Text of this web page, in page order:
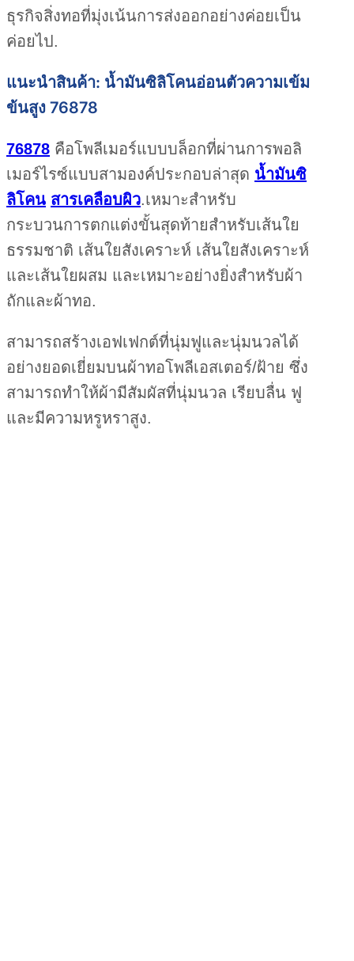
ธุรกิจสิ่งทอที่มุ่งเน้นการส่งออกอย่างค่อยเป็น
ค่อยไป.
แนะนำสินค้า: น้ำมันซิลิโคนอ่อนตัวความเข้ม
ข้นสูง 76878
76878 คือโพลีเมอร์แบบบล็อกที่ผ่านการพอลิ
เมอร์ไรซ์แบบสามองค์ประกอบล่าสุด น้ำมันซิ
ลิโคน สารเคลือบผิว.เหมาะสำหรับ
กระบวนการตกแต่งขั้นสุดท้ายสำหรับเส้นใย
ธรรมชาติ เส้นใยสังเคราะห์ เส้นใยสังเคราะห์
และเส้นใยผสม และเหมาะอย่างยิ่งสำหรับผ้า
ถักและผ้าทอ.
สามารถสร้างเอฟเฟกต์ที่นุ่มฟูและนุ่มนวลได้
อย่างยอดเยี่ยมบนผ้าทอโพลีเอสเตอร์/ฝ้าย ซึ่ง
สามารถทำให้ผ้ามีสัมผัสที่นุ่มนวล เรียบลื่น ฟู
และมีความหรูหราสูง.